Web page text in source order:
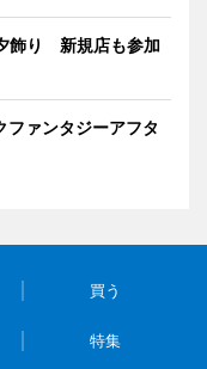
飾り 新規店も参加
ファンタジーアフタ
買う
特集